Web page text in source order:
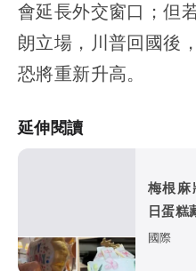
會延長外交窗口；但
朗立場，川普回國後
恐將重新升高。
延伸閱讀
梅根
日蛋糕
國際